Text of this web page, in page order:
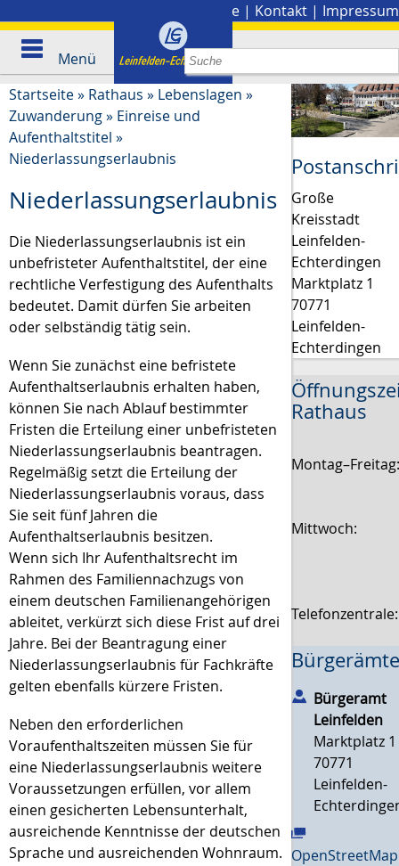
Presse | Kontakt | Impressum
Menü
Startseite» Rathaus » Lebenslagen »
Zuwanderung» Einreise und
Aufenthaltstitel »
Niederlassungserlaubnis
Niederlassungserlaubnis
Die Niederlassungserlaubnis ist ein
unbefristeter Aufenthaltstitel, der eine
rechtliche Verfestigung des Aufenthalts
bedeutet. Damit dürfen Sie arbeiten
oder selbständig tätig sein.
Wenn Sie zunächst eine befristete
Aufenthaltserlaubnis erhalten haben,
können Sie nach Ablauf bestimmter
Fristen die Erteilung einer unbefristeten
Niederlassungserlaubnis beantragen.
Regelmäßig setzt die Erteilung der
Niederlassungserlaubnis voraus, dass
Sie seit fünf Jahren die
Aufenthaltserlaubnis besitzen.
Wenn sich Ihr Aufenthaltsrecht im
Rahmen des Familiennachzugs von
einem deutschen Familienangehörigen
ableitet, verkürzt sich diese Frist auf drei
Jahre. Bei der Beantragung einer
Niederlassungserlaubnis für Fachkräfte
gelten ebenfalls kürzere Fristen.
Neben den erforderlichen
Voraufenthaltszeiten müssen Sie für
eine Niederlassungserlaubnis weitere
Voraussetzungen erfüllen, vor allem
einen gesicherten Lebensunterhalt,
ausreichende Kenntnisse der deutschen
Sprache und ausreichenden Wohnraum.
Große
Kreisstadt
Leinfelden-
Echterdingen
Marktplatz 1
70771
Leinfelden-
Echterdingen
Rathaus
Mittwoch:
Bürgeramt
Leinfelden
Marktplatz 1
70771
Leinfelden-
OpenStreetMap